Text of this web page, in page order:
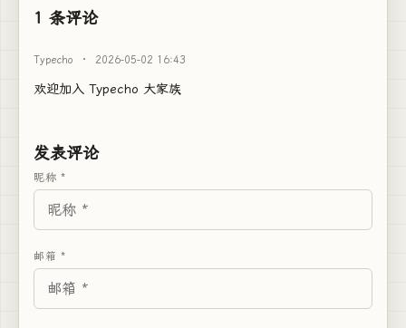
1 条评论
Typecho · 2026-05-02 16:43
欢迎加入 Typecho 大家族
发表评论
昵称 *
邮箱 *